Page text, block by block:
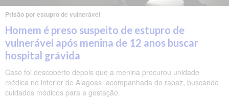
Prisão por estupro de vulnerável
Homem é preso suspeito de estupro de
vulnerável após menina de 12 anos buscar
hospital grávida
Caso foi descoberto depois que a menina procurou unidade
médica no interior de Alagoas, acompanhada do rapaz, buscando
cuidados médicos para a gestação.